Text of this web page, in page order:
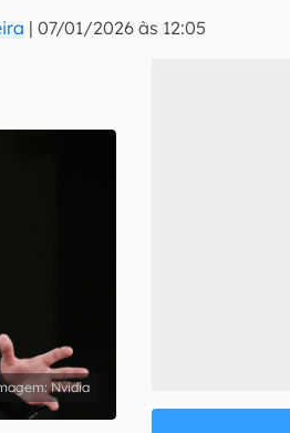
|07/01/2026 às 12:05
Nvidia